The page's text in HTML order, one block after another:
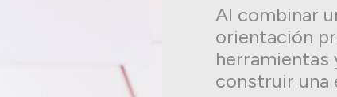
Al combinar
orientación
herramientas
construir una